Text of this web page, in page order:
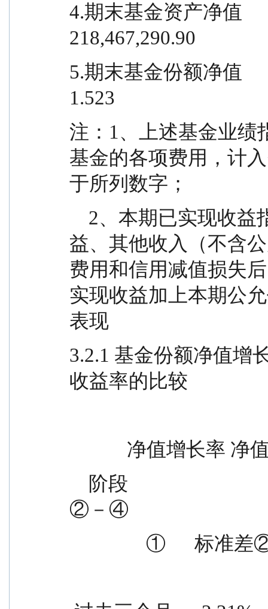
4.期末基金资产净值
218,467,290.90
5.期末基金份额净值
1.523
注：1、上述基金业绩
基金的各项费用，计
于所列数字；
益、其他收入（不含
费用和信用减值损失
实现收益加上本期公
表现
3.2.1 基金份额净值增
收益率的比较
净值增
②－④
①